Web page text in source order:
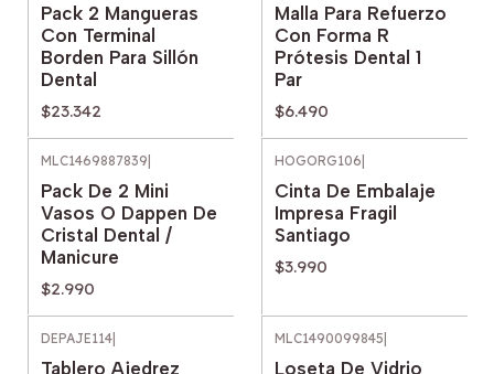
Pack 2 Mangueras
Con Terminal
Borden Para Sillón
Dental
$23.342
Malla Para Refuerzo
Con Forma R
Prótesis Dental 1
Par
$6.490
MLC1469887839
Pack De 2 Mini
Vasos O Dappen De
Cristal Dental /
Manicure
$2.990
HOGORG106
Cinta De Embalaje
Impresa Fragil
Santiago
$3.990
DEPAJE114
Tablero Ajedrez
MLC1490099845
Loseta De Vidrio